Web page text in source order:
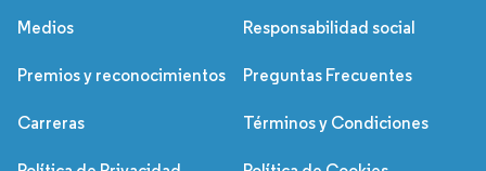
Medios Responsabilidad social
Premios y reconocimientos Preguntas Frecuentes
Carreras Términos y Condiciones